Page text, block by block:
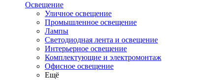
Освещение
Уличное освещение
Промышленное освещение
Лампы
Светодиодная лента и освещение
Интерьерное освещение
Комплектующие и электромонтаж
Офисное освещение
Ещё